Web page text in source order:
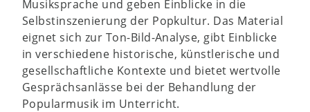
Musiksprache und geben Einblicke in die
Selbstinszenierung der Popkultur. Das Material
eignet sich zur Ton-Bild-Analyse, gibt Einblicke
in verschiedene historische, künstlerische und
gesellschaftliche Kontexte und bietet wertvolle
Gesprächsanlässe bei der Behandlung der
Popularmusik im Unterricht.